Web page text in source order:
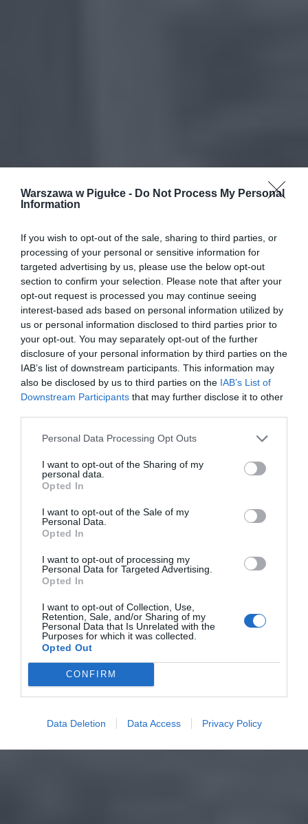
Warszawa w Pigułce - Do Not Process My Personal
Information
If you wish to opt-out of the sale, sharing to third parties, or
processing of your personal or sensitive information for
targeted advertising by us, please use the below opt-out
section to confirm your selection. Please note that after your
opt-out request is processed you may continue seeing
interest-based ads based on personal information utilized by
us or personal information disclosed to third parties prior to
your opt-out. You may separately opt-out of the further
disclosure of your personal information by third parties on the
IAB’s list of downstream participants. This information may
also be disclosed by us to third parties on the IAB’s List of
Downstream Participants that may further disclose it to other
Personal Data Processing Opt Outs
I want to opt-out of the Sharing of my
personal data.
Opted In
I want to opt-out of the Sale of my
Personal Data.
Opted In
I want to opt-out of processing my
Personal Data for Targeted Advertising.
Opted In
I want to opt-out of Collection, Use,
Retention, Sale, and/or Sharing of my
Personal Data that Is Unrelated with the
Purposes for which it was collected.
Opted Out
CONFIRM
Data Deletion Data Access Privacy Policy